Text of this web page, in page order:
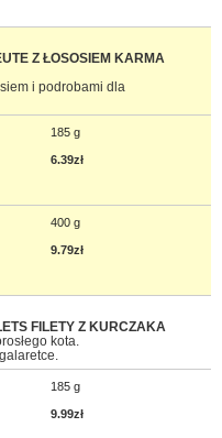
Z ŁOSOSIEM KARMA
i podrobami dla
185 g
6.39zł
400 g
9.79zł
FILETY Z KURCZAKA
kota.
185 g
9.99zł